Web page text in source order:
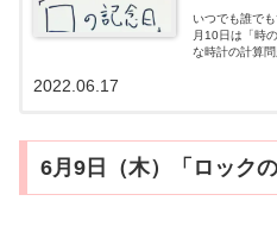
いつでも誰で
月10日は「時
な時計の計算
す。（＾＾）
2022.06.17
6月9日（木）「ロックの